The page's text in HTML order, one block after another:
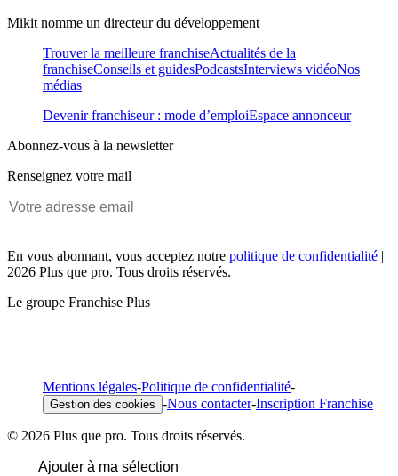
Mikit nomme un directeur du développement
Trouver la meilleure franchiseActualités de la
franchiseConseils et guidesPodcastsInterviews vidéoNos
médias
Devenir franchiseur : mode d’emploiEspace annonceur
Abonnez-vous à la newsletter
Renseignez votre mail
En vous abonnant, vous acceptez notre politique de confidentialité |
2026 Plus que pro. Tous droits réservés.
Le groupe Franchise Plus
Mentions légales-Politique de confidentialité-
Gestion des cookies -Nous contacter-Inscription Franchise
© 2026 Plus que pro. Tous droits réservés.
Ajouter à ma sélection